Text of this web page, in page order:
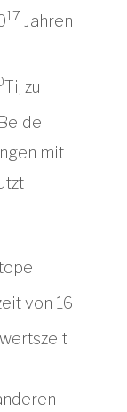
17 Jahren
Ti, zu
mit
von 16